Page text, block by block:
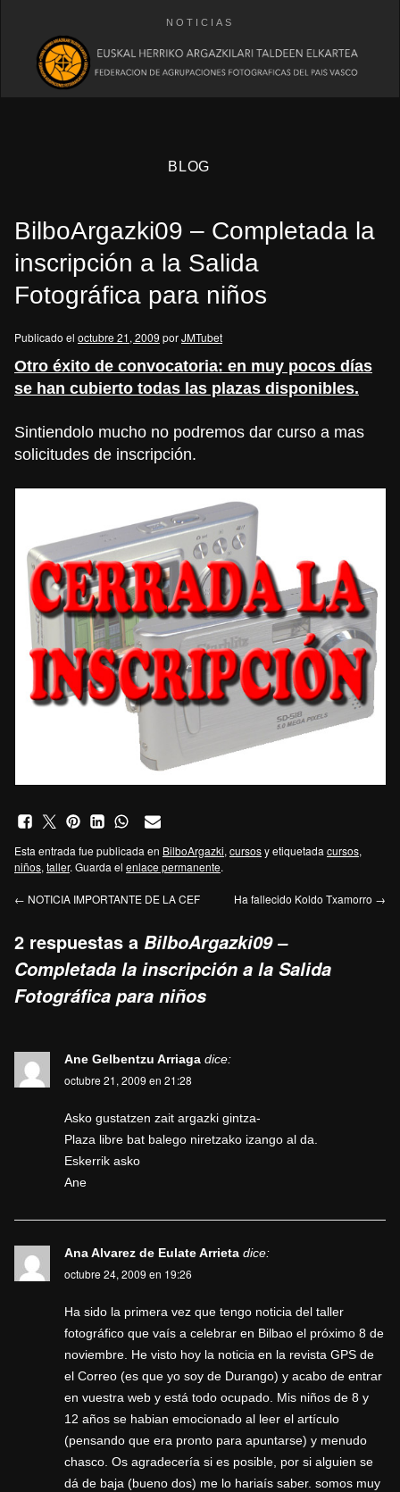
NOTICIAS
BLOG
BilboArgazki09 – Completada la
inscripción a la Salida
Fotográfica para niños
Publicado el octubre 21, 2009 porJMTubet
Otro éxito de convocatoria: en muy pocos días
se han cubierto todas las plazas disponibles.
Sintiendolo mucho no podremos dar curso a mas
solicitudes de inscripción.
Esta entrada fue publicada en BilboArgazki, cursosy etiquetada cursos,
niños, taller. Guarda el enlace permanente.
← NOTICIA IMPORTANTE DE LA CEF Ha fallecido Koldo Txamorro →
2 respuestas a BilboArgazki09 –
Completada la inscripción a la Salida
Fotográfica para niños
Ane Gelbentzu Arriaga dice:
octubre 21, 2009 en 21:28
Asko gustatzen zait argazki gintza-
Plaza libre bat balego niretzako izango al da.
Eskerrik asko
Ane
Ana Alvarez de Eulate Arrieta dice:
octubre 24, 2009 en 19:26
Ha sido la primera vez que tengo noticia del taller
fotográfico que vaís a celebrar en Bilbao el próximo 8 de
noviembre. He visto hoy la noticia en la revista GPS de
el Correo (es que yo soy de Durango) y acabo de entrar
en vuestra web y está todo ocupado. Mis niños de 8 y
12 años se habian emocionado al leer el artículo
(pensando que era pronto para apuntarse) y menudo
chasco. Os agradecería si es posible, por si alguien se
dá de baja (bueno dos) me lo hariaís saber. somos muy